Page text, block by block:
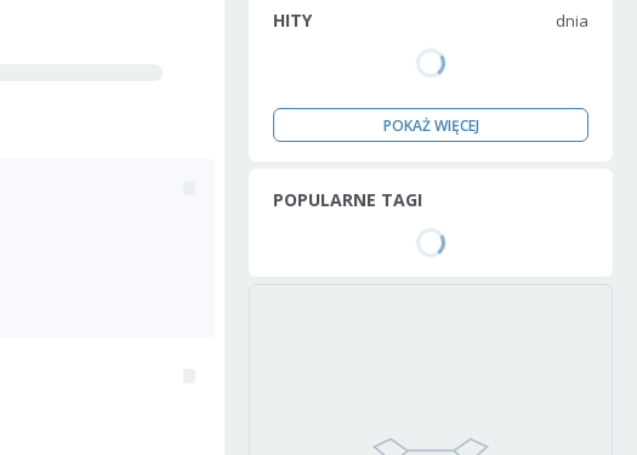
HITY dnia
POKAŻ WIĘCEJ
POPULARNE TAGI